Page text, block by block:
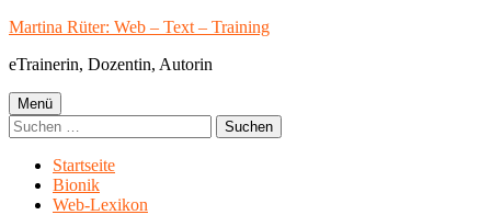
Springe
Inhalt
Martina Rüter: Web – Text – Training
eTrainerin, Dozentin, Autorin
Primäres
Menü
Menü
Suchen
nach:
Startseite
Bionik
Web-Lexikon